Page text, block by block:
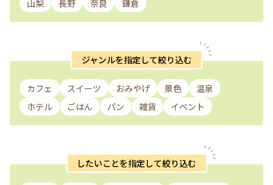
山梨 長野 奈良 鎌倉
ジャンルを指定して絞り込む
カフェ スイーツ おみやげ 景色
温泉
ホテル
ごはん パン 雑貨 イベント
したいことを指定して絞り込む